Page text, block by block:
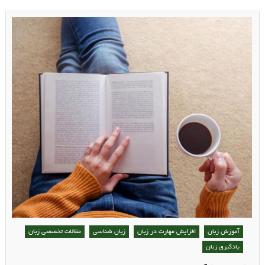
آموزش زبان روش های تدریس زبان
روش های یادگیری زبان
یادگیری زبان